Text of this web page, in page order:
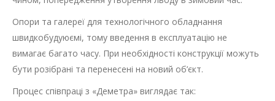
Опори та галереї для технологічного обладнання
швидкобудуюємі, тому введення в експлуатацію не
вимагає багато часу. При необхідності конструкції можуть
бути розібрані та перенесені на новий об’єкт.
Процес співпраці з «Деметра» виглядає так: